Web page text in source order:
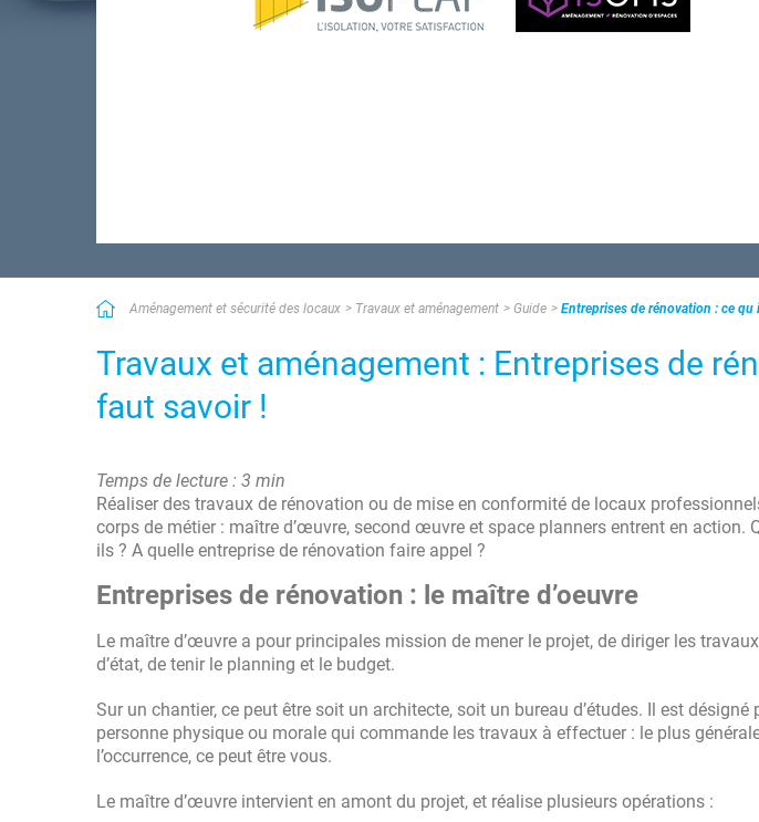
Aménagement et sécurité des locaux Travaux et aménagement Guide Entreprises de rénovation : ce qu
Travaux et aménagement : Entreprises de
faut savoir !
Temps de lecture : 3 min
Réaliser des travaux de rénovation ou de mise en conformité de locaux
corps de métier : maître d’œuvre, second œuvre et space planners entrent en action.
ils ? A quelle entreprise de rénovation faire appel ?
Entreprises de rénovation : le maître d’oeuvre
Le maître d’œuvre a pour principales mission de mener le projet, de diriger les
d’état, de tenir le planning et le budget.
Sur un chantier, ce peut être soit un architecte, soit un bureau d’études. Il est désigné
personne physique ou morale qui commande les travaux à effectuer : le plus
l’occurrence, ce peut être vous.
Le maître d’œuvre intervient en amont du projet, et réalise plusieurs opérations :